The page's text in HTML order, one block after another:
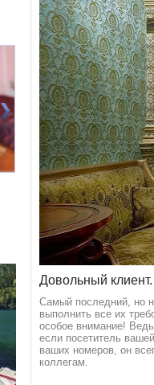
Номер 3(DBL)
Довольный
Самый последний, но
выполнить все их
особое внимание!
если посетитель
ваших номеров, он
коллегам.